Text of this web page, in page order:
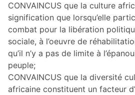
CONVAINCUS que la culture
signification que lorsqu’elle
combat pour la libération
sociale, à l’oeuvre de
qu’il n’y a pas de limite à
peuple;
CONVAINCUS que la diversité
africaine constituent un facteur